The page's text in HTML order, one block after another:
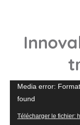
Lecteur
vidéo
Media error:
found
Télécharger le fichier: